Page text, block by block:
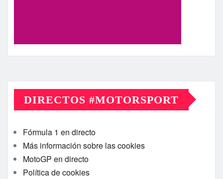
DIRECTOS #MOTORSPORT
Fórmula 1 en directo
Más información sobre las cookies
MotoGP en directo
Política de cookies